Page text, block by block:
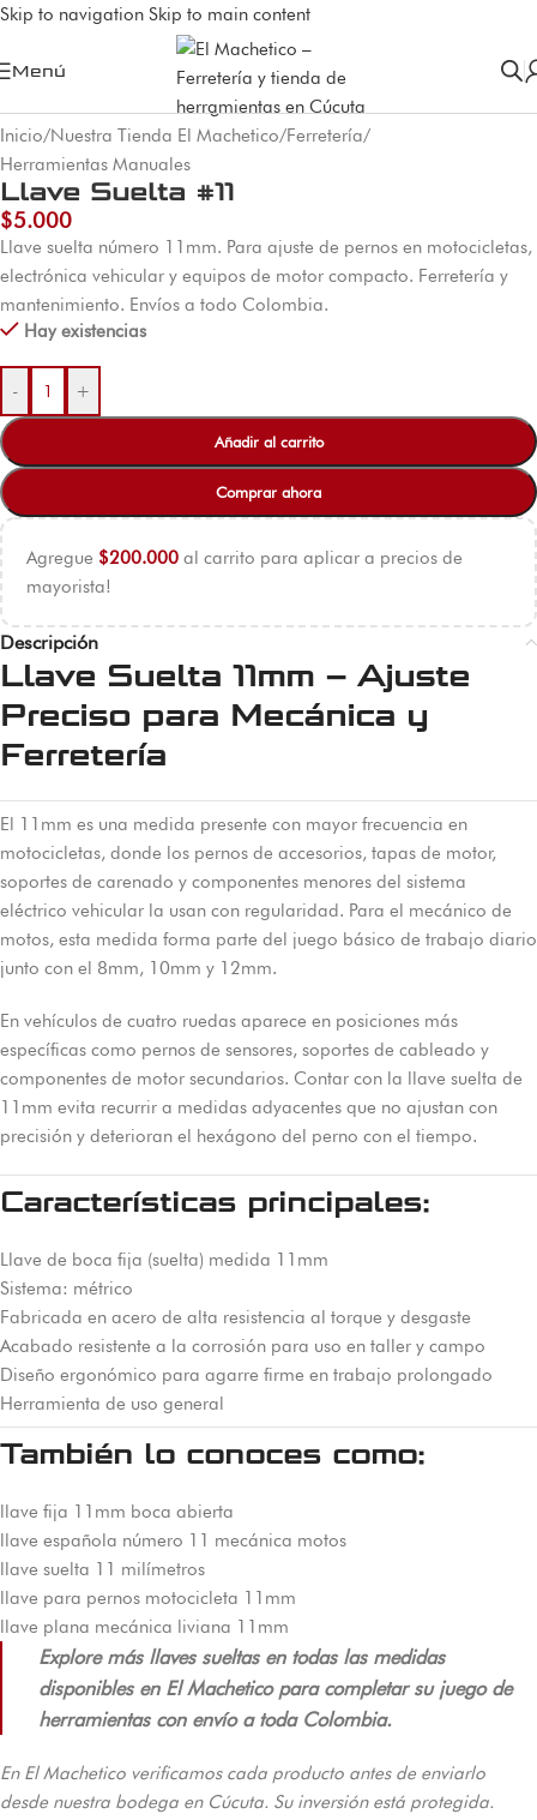
Skip to navigation Skip to main content
Menú
Inicio/Nuestra Tienda El Machetico/Ferretería/
Herramientas Manuales
Llave Suelta #11
$5.000
Llave suelta número 11mm. Para ajuste de pernos en motocicletas,
electrónica vehicular y equipos de motor compacto. Ferretería y
mantenimiento. Envíos a todo Colombia.
Hay existencias
- +
Añadir al carrito
Comprar ahora
Agregue $200.000 al carrito para aplicar a precios de
mayorista!
Descripción
Llave Suelta 11mm – Ajuste
Preciso para Mecánica y
Ferretería
El 11mm es una medida presente con mayor frecuencia en
motocicletas, donde los pernos de accesorios, tapas de motor,
soportes de carenado y componentes menores del sistema
eléctrico vehicular la usan con regularidad. Para el mecánico de
motos, esta medida forma parte del juego básico de trabajo diario
junto con el 8mm, 10mm y 12mm.
En vehículos de cuatro ruedas aparece en posiciones más
específicas como pernos de sensores, soportes de cableado y
componentes de motor secundarios. Contar con la llave suelta de
11mm evita recurrir a medidas adyacentes que no ajustan con
precisión y deterioran el hexágono del perno con el tiempo.
Características principales:
Llave de boca fija (suelta) medida 11mm
Sistema: métrico
Fabricada en acero de alta resistencia al torque y desgaste
Acabado resistente a la corrosión para uso en taller y campo
Diseño ergonómico para agarre firme en trabajo prolongado
Herramienta de uso general
También lo conoces como:
llave fija 11mm boca abierta
llave española número 11 mecánica motos
llave suelta 11 milímetros
llave para pernos motocicleta 11mm
llave plana mecánica liviana 11mm
Explore más llaves sueltas en todas las medidas
disponibles en El Machetico para completar su juego de
herramientas con envío a toda Colombia.
En El Machetico verificamos cada producto antes de enviarlo
desde nuestra bodega en Cúcuta. Su inversión está protegida.